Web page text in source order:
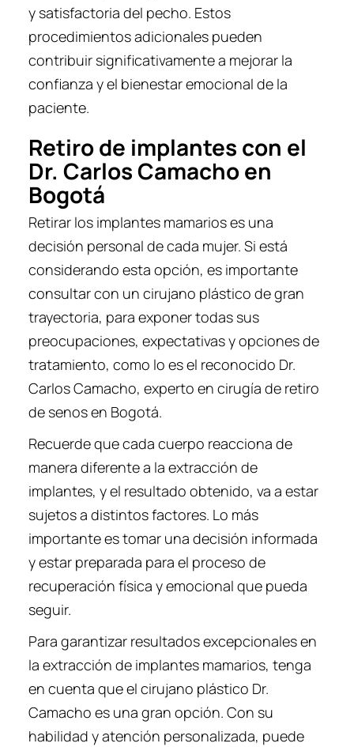
y satisfactoria del pecho. Estos
procedimientos adicionales pueden
contribuir significativamente a mejorar la
confianza y el bienestar emocional de la
paciente.
Retiro de implantes con el
Dr. Carlos Camacho en
Bogotá
Retirar los implantes mamarios es una
decisión personal de cada mujer. Si está
considerando esta opción, es importante
consultar con un cirujano plástico de gran
trayectoria, para exponer todas sus
preocupaciones, expectativas y opciones de
tratamiento, como lo es el reconocido Dr.
Carlos Camacho, experto en cirugía de retiro
de senos en Bogotá.
Recuerde que cada cuerpo reacciona de
manera diferente a la extracción de
implantes, y el resultado obtenido, va a estar
sujetos a distintos factores. Lo más
importante es tomar una decisión informada
y estar preparada para el proceso de
recuperación física y emocional que pueda
seguir.
Para garantizar resultados excepcionales en
la extracción de implantes mamarios, tenga
en cuenta que el cirujano plástico Dr.
Camacho es una gran opción. Con su
habilidad y atención personalizada, puede